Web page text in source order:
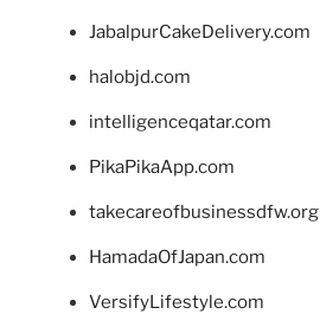
JabalpurCakeDelivery.com
halobjd.com
intelligenceqatar.com
PikaPikaApp.com
takecareofbusinessdfw.org
HamadaOfJapan.com
VersifyLifestyle.com